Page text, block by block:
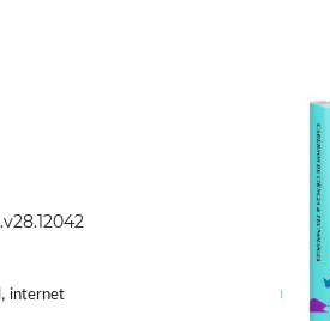
internet